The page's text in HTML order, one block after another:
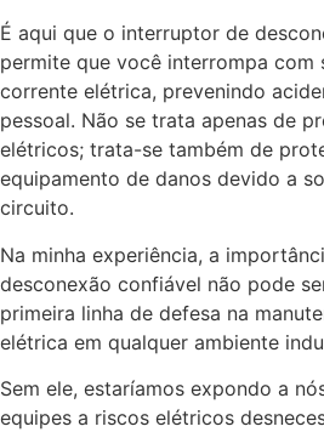
É aqui que o interruptor de
permite que você interrompa com
corrente elétrica, prevenindo
pessoal. Não se trata apenas de
elétricos; trata-se também de
equipamento de danos devido a
circuito.
Na minha experiência, a
desconexão confiável não pode
primeira linha de defesa na
elétrica em qualquer ambiente
Sem ele, estaríamos expondo a
equipes a riscos elétricos